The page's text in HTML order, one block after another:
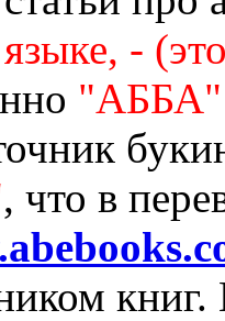
-
"АББА"
, что в
книг.